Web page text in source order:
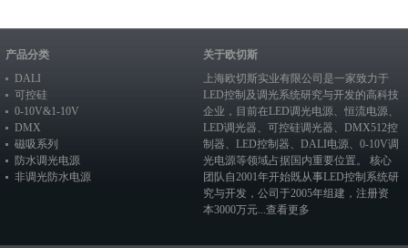
产品分类
DALI
可控硅
0-10V&1-10V
DMX
磁吸系列
防水调光电源
非调光防水电源
关于欧切斯
上海欧切斯实业有限公司是一家致力于
LED控制及调光系统研究与开发的高科技
企业，目前在LED调光电源、恒流电源、
LED调光器、 可控硅调光器、 DMX512控
制器、 LED控制器、 DALI电源、 0-10V调
光电源等领域占据国内重要位置。 核心
团队自2001年开始既从事LED控制系统研
究与开发，公司于2005年组建，注册资
本3000万元...查看更多